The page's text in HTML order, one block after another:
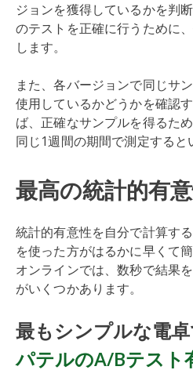
ジョンを獲得しているかを判
のテストを正確に行うために
します。
また、各バージョンで同じサ
使用しているかどうかを確認
ば、正確なサンプルを得るた
同じ1週間の期間で測定すると
最高の統計的有
統計的有意性を自分で計算す
を使った方がはるかに早くて
オンラインでは、数秒で結果
がいくつかあります。
最もシンプルな電卓
パテルのA/Bテスト